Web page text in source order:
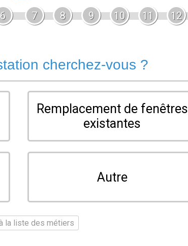
6 7 8 9 10 11 12
cherchez-vous ?
Remplacement de fenêtres
existantes
Autre
la liste des métiers